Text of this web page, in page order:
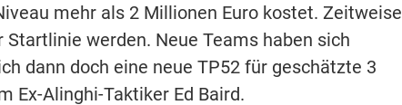
mehr als 2 Millionen Euro kostet. Zeitweise
werden. Neue Teams haben sich
dann doch eine neue TP52 für geschätzte 3
Ex-Alinghi-Taktiker Ed Baird.